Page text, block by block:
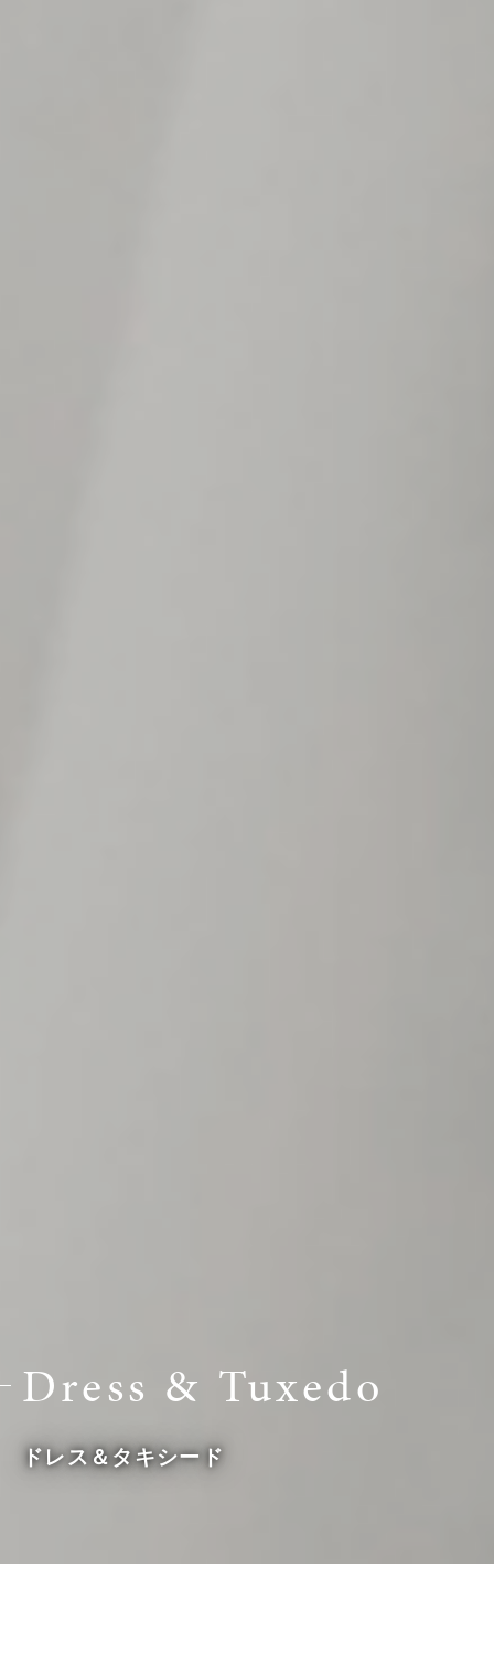
Dress & Tuxedo
ドレス＆タキシード